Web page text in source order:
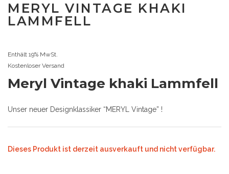
MERYL VINTAGE KHAKI
LAMMFELL
Enthält 19% MwSt.
Kostenloser Versand
Meryl Vintage khaki Lammfell
Unser neuer Designklassiker “MERYL Vintage” !
Dieses Produkt ist derzeit ausverkauft und nicht verfügbar.